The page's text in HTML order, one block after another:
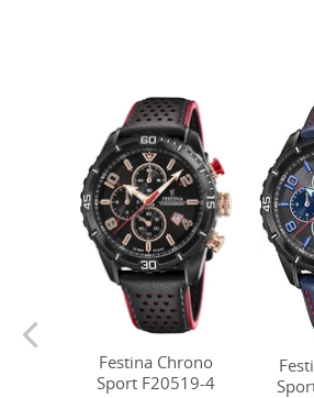
Festina Chrono
Sport F20519-4